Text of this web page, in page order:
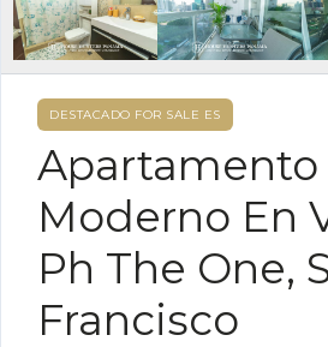
DESTACADO FOR SALE ES
Apartamento
Moderno En
Ph The One,
Francisco